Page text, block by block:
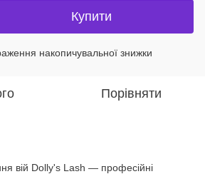
Купити
накопичувальної знижки
Порівняти
вій Dolly's Lash — професійні